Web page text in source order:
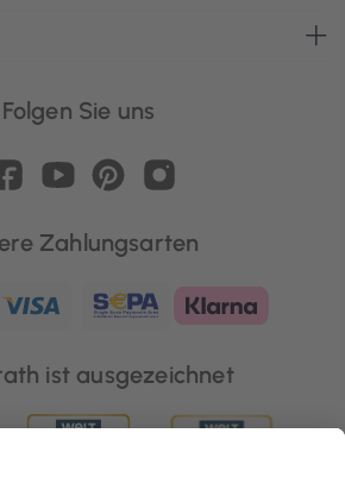
Folgen Sie uns
Zahlungsarten
ist ausgezeichnet